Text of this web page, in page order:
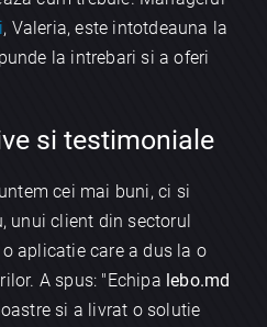
, Valeria, este intotdeauna la
la intrebari si a oferi
si testimoniale
cei mai buni, ci si
unui client din sectorul
aplicatie care a dus la o
A spus: "Echipa lebo.md
si a livrat o solutie